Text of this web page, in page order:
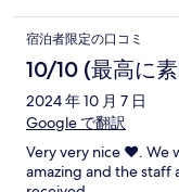
宿泊者限定の口コミ
10/10 (最高に
2024 年 10 月 7 日
Google で翻訳
Very very nice ♥️. We
amazing and the staff